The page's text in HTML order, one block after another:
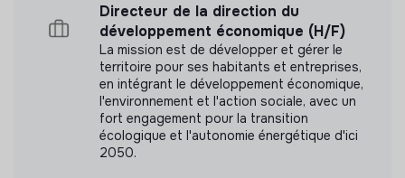
Directeur de la direction du
développement économique (H/F)
La mission est de développer et gérer le
territoire pour ses habitants et entreprises,
en intégrant le développement économique,
l'environnement et l'action sociale, avec un
fort engagement pour la transition
écologique et l'autonomie énergétique d'ici
2050.